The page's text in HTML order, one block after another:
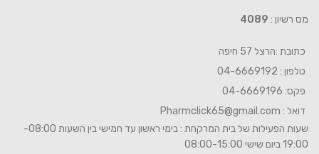
מס רשיון : 4089
כתובת :הרצל 57 חיפה
טלפון : 04-6669192
פקס: 04-6669196
דואל : Pharmclick65@gmail.com
שעות הפעילות של בית המרקחת : בימי ראשון עד חמישי בין השעות 08:00-
19:00 ביום שישי 08:00-15:00